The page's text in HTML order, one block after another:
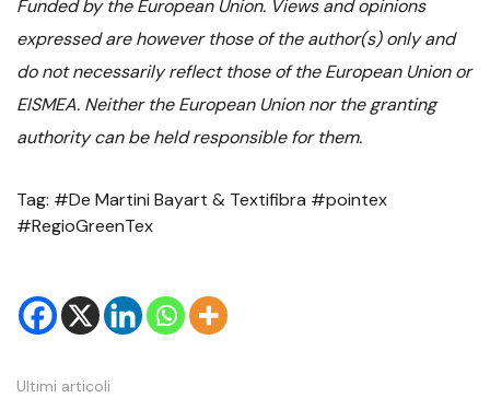
Funded by the European Union. Views and opinions
expressed are however those of the author(s) only and
do not necessarily reflect those of the European Union or
EISMEA. Neither the European Union nor the granting
authority can be held responsible for them.
Tag: #De Martini Bayart & Textifibra #pointex
#RegioGreenTex
Ultimi articoli